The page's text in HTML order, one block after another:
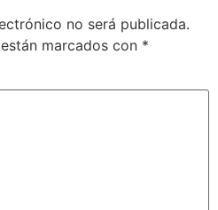
no será publicada.
marcados con *